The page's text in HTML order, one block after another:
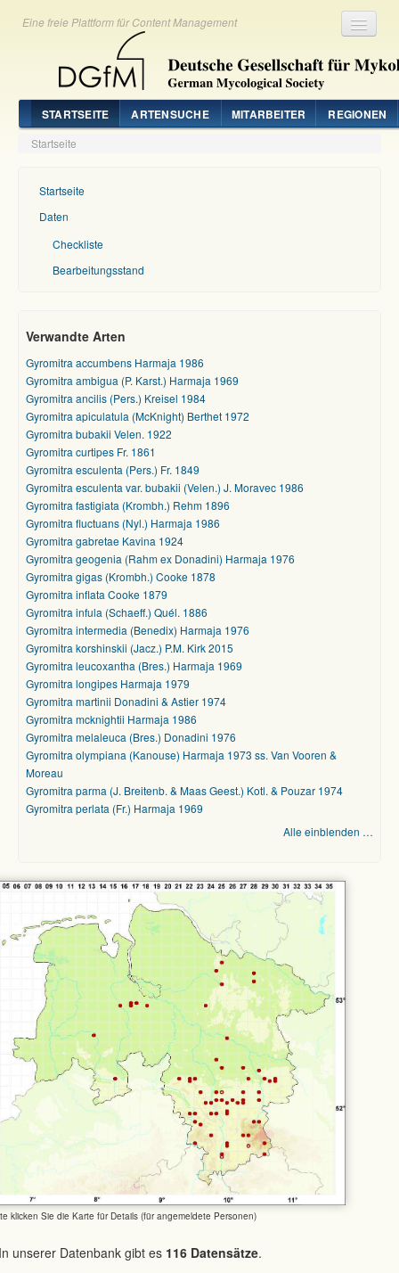
Eine freie Plattform für Content Management
STARTSEITE ARTENSUCHE MITARBEITER REGIONEN
Startseite
Startseite
Daten
Checkliste
Bearbeitungsstand
Verwandte Arten
Gyromitra accumbens Harmaja 1986
Gyromitra ambigua (P. Karst.) Harmaja 1969
Gyromitra ancilis (Pers.) Kreisel 1984
Gyromitra apiculatula (McKnight) Berthet 1972
Gyromitra bubakii Velen. 1922
Gyromitra curtipes Fr. 1861
Gyromitra esculenta (Pers.) Fr. 1849
Gyromitra esculenta var. bubakii (Velen.) J. Moravec 1986
Gyromitra fastigiata (Krombh.) Rehm 1896
Gyromitra fluctuans (Nyl.) Harmaja 1986
Gyromitra gabretae Kavina 1924
Gyromitra geogenia (Rahm ex Donadini) Harmaja 1976
Gyromitra gigas (Krombh.) Cooke 1878
Gyromitra inflata Cooke 1879
Gyromitra infula (Schaeff.) Quél. 1886
Gyromitra intermedia (Benedix) Harmaja 1976
Gyromitra korshinskii (Jacz.) P.M. Kirk 2015
Gyromitra leucoxantha (Bres.) Harmaja 1969
Gyromitra longipes Harmaja 1979
Gyromitra martinii Donadini & Astier 1974
Gyromitra mcknightii Harmaja 1986
Gyromitra melaleuca (Bres.) Donadini 1976
Gyromitra olympiana (Kanouse) Harmaja 1973 ss. Van Vooren &
Moreau
Gyromitra parma (J. Breitenb. & Maas Geest.) Kotl. & Pouzar 1974
Gyromitra perlata (Fr.) Harmaja 1969
Alle einblenden …
klicken Sie die Karte für Details (für angemeldete Personen)
unserer Datenbank gibt es 116 Datensätze.